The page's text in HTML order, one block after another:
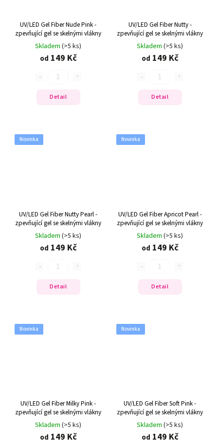
UV/LED Gel Fiber Nude Pink -
zpevňující gel se skelnými vlákny
Skladem (>5 ks)
od 149 Kč
Detail
UV/LED Gel Fiber Nutty -
zpevňující gel se skelnými vlákny
Skladem (>5 ks)
od 149 Kč
Detail
Novinka
UV/LED Gel Fiber Nutty Pearl -
zpevňující gel se skelnými vlákny
Skladem (>5 ks)
od 149 Kč
Detail
Novinka
UV/LED Gel Fiber Apricot Pearl -
zpevňující gel se skelnými vlákny
Skladem (>5 ks)
od 149 Kč
Detail
Novinka
UV/LED Gel Fiber Milky Pink -
zpevňující gel se skelnými vlákny
Skladem (>5 ks)
od 149 Kč
Novinka
UV/LED Gel Fiber Soft Pink -
zpevňující gel se skelnými vlákny
Skladem (>5 ks)
od 149 Kč